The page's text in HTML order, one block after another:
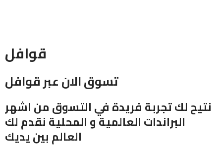
قوافل
تسوق الان عبر قوافل
نتيح لك تجربة فريدة في التسوق من اشهر
البراندات العالمية و المحلية نقدم لك
العالم بين يديك